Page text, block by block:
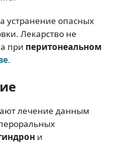
устранение опасных
Лекарство не
при перитонеальном
.
лечение данным
и